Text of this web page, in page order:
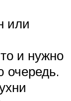
или
и нужно
очередь.